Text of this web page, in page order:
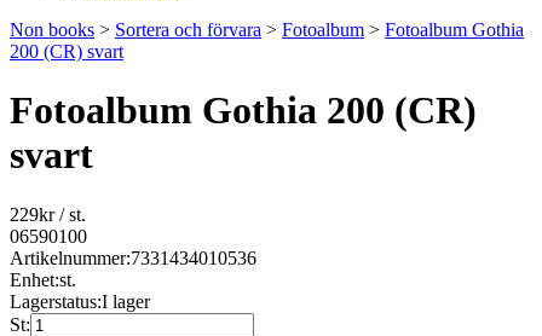
Non books > Sortera och förvara > Fotoalbum > Fotoalbum Gothia
200 (CR) svart
Fotoalbum Gothia 200 (CR)
svart
229kr/ st.
06590100
Artikelnummer:7331434010536
Enhet:st.
Lagerstatus:I lager
St: